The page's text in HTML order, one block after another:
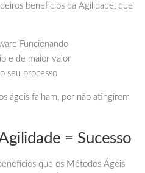
benefícios da Agilidade, que
Funcionando
e de maior valor
seu processo
ágeis falham, por não atingirem
= Sucesso
que os Métodos Ágeis